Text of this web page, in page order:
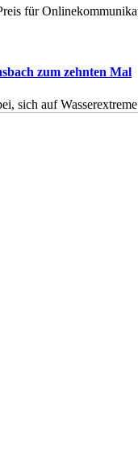
für
zum zehnten Mal
sich auf